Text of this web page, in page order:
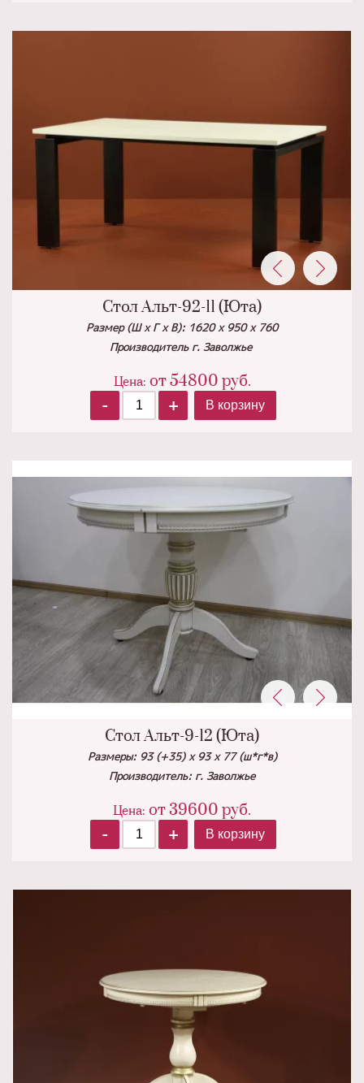
Стол Альт-92-11 (Юта)
Размер (Ш х Г х В): 1620 х 950 х 760
Производитель г. Заволжье
Цена: от54800 руб.
-
+ В корзину
Стол Альт-9-12 (Юта)
Размеры: 93 (+35) х 93 х 77 (ш*г*в)
Производитель: г. Заволжье
Цена: от39600 руб.
-
+ В корзину